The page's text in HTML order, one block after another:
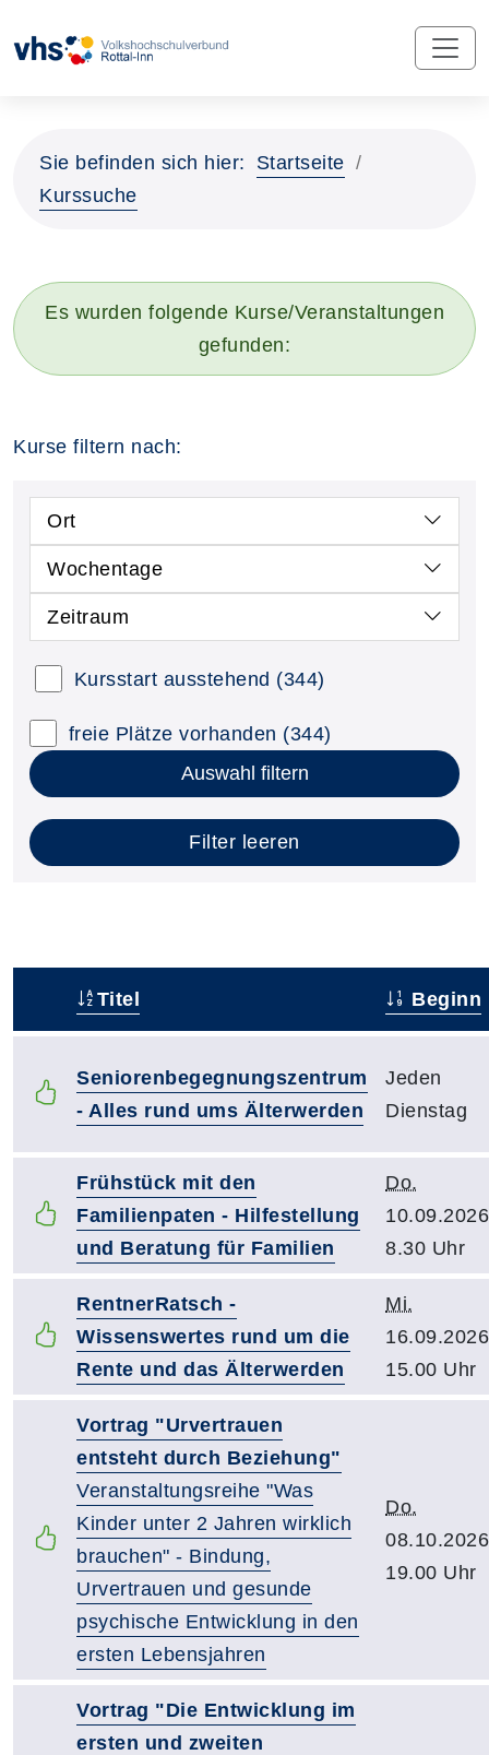
Sie befinden sich hier:
Startseite
Kurssuche
Es wurden folgende Kurse/Veranstaltungen
gefunden:
Kurse filtern nach:
Ort
Wochentage
Zeitraum
Kursstart ausstehend (344)
freie Plätze vorhanden (344)
Auswahl filtern
Filter leeren
Titel Beginn
Seniorenbegegnungszentrum
- Alles rund ums Älterwerden
Jeden
Dienstag
Frühstück mit den
Familienpaten - Hilfestellung
und Beratung für Familien
Do.
8.30 Uhr
RentnerRatsch -
Wissenswertes rund um die
Rente und das Älterwerden
Mi.
15.00 Uhr
Vortrag "Urvertrauen
entsteht durch Beziehung"
Veranstaltungsreihe "Was
Kinder unter 2 Jahren wirklich
brauchen" - Bindung,
Urvertrauen und gesunde
psychische Entwicklung in den
ersten Lebensjahren
Do.
19.00 Uhr
Vortrag "Die Entwicklung im
ersten und zweiten